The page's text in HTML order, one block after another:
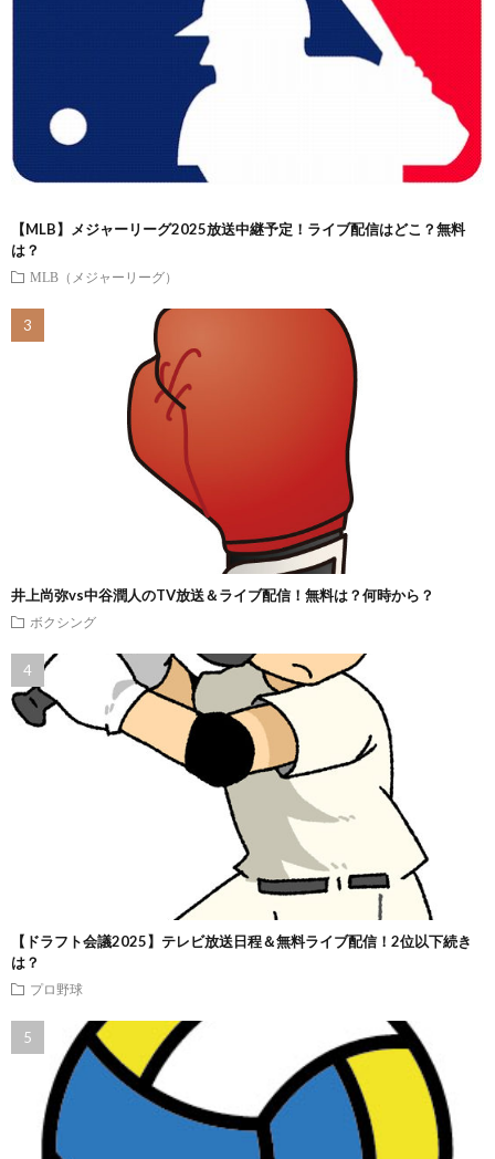
【MLB】メジャーリーグ2025放送中継予定！ライブ配信はどこ？無料
は？
MLB（メジャーリーグ）
井上尚弥vs中谷潤人のTV放送＆ライブ配信！無料は？何時から？
ボクシング
【ドラフト会議2025】テレビ放送日程＆無料ライブ配信！2位以下続き
は？
プロ野球